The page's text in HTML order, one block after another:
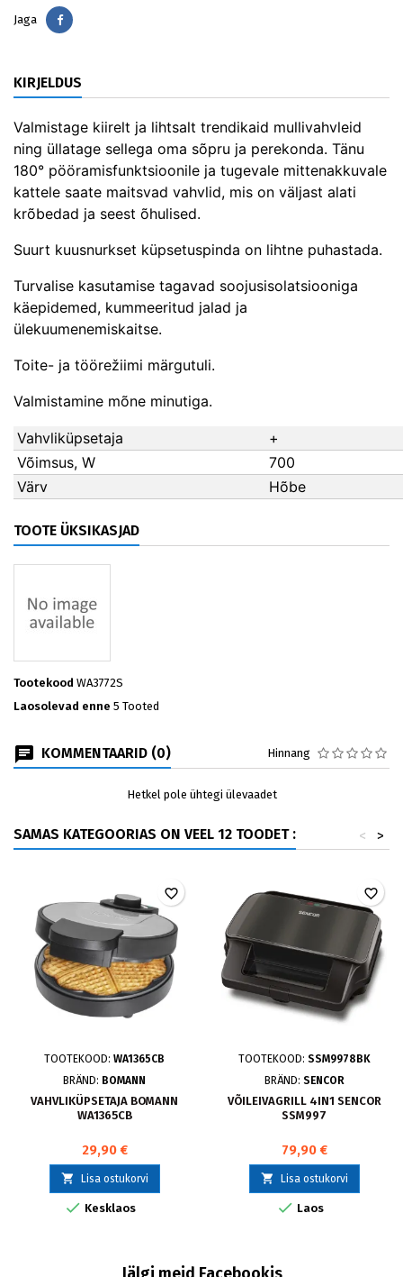
Jaga Jaga
KIRJELDUS
Valmistage kiirelt ja lihtsalt trendikaid mullivahvleid
ning üllatage sellega oma sõpru ja perekonda. Tänu
180° pööramisfunktsioonile ja tugevale mittenakkuvale
kattele saate maitsvad vahvlid, mis on väljast alati
krõbedad ja seest õhulised.
Suurt kuusnurkset küpsetuspinda on lihtne puhastada.
Turvalise kasutamise tagavad soojusisolatsiooniga
käepidemed, kummeeritud jalad ja
ülekuumenemiskaitse.
Toite- ja töörežiimi märgutuli.
Valmistamine mõne minutiga.
Vahvliküpsetaja
+
Võimsus, W
700
Värv
Hõbe
TOOTE ÜKSIKASJAD
Tootekood WA3772S
Laosolevad enne 5 Tooted
KOMMENTAARID (0) Hinnang
Hetkel pole ühtegi ülevaadet
SAMAS KATEGOORIAS ON VEEL 12 TOODET : >
<
TOOTEKOOD: WA1365CB
BRÄND: BOMANN
VAHVLIKÜPSETAJA BOMANN
WA1365CB
29,90 €
 Lisa ostukorvi
 Kesklaos
favorite_border
TOOTEKOOD: SSM9978BK
BRÄND: SENCOR
VÕILEIVAGRILL 4IN1 SENCOR
SSM997
79,90 €
 Lisa ostukorvi
 Laos
favorite_border